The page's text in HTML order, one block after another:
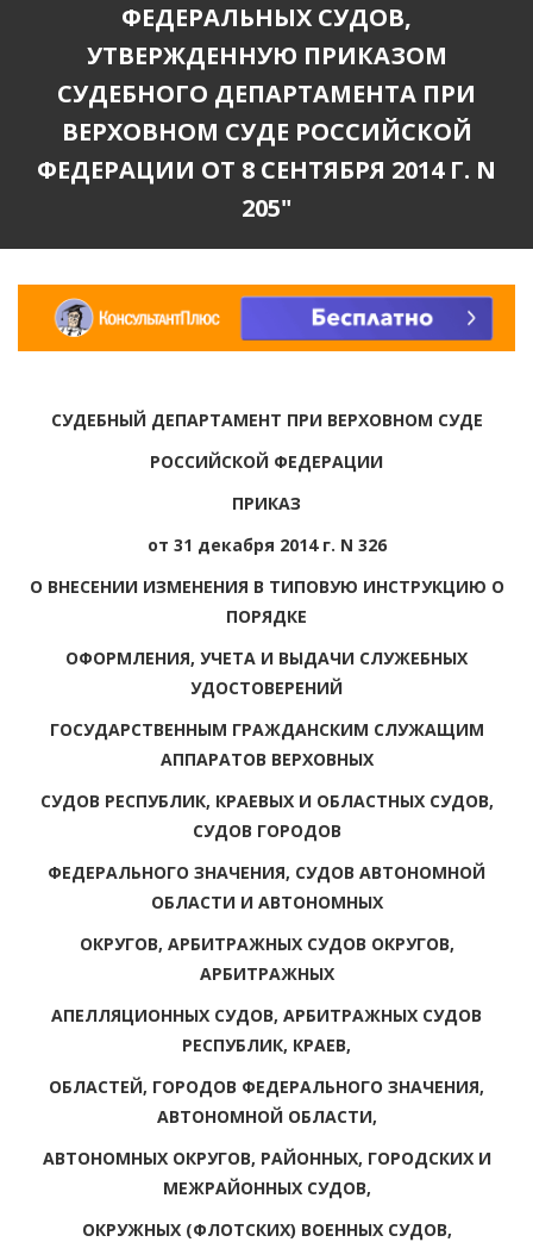
ФЕДЕРАЛЬНЫХ СУДОВ,
УТВЕРЖДЕННУЮ ПРИКАЗОМ
СУДЕБНОГО ДЕПАРТАМЕНТА ПРИ
ВЕРХОВНОМ СУДЕ РОССИЙСКОЙ
ФЕДЕРАЦИИ ОТ 8 СЕНТЯБРЯ 2014 Г. N
205"
СУДЕБНЫЙ ДЕПАРТАМЕНТ ПРИ ВЕРХОВНОМ СУДЕ
РОССИЙСКОЙ ФЕДЕРАЦИИ
ПРИКАЗ
от 31 декабря 2014 г. N 326
О ВНЕСЕНИИ ИЗМЕНЕНИЯ В ТИПОВУЮ ИНСТРУКЦИЮ О
ПОРЯДКЕ
ОФОРМЛЕНИЯ, УЧЕТА И ВЫДАЧИ СЛУЖЕБНЫХ
УДОСТОВЕРЕНИЙ
ГОСУДАРСТВЕННЫМ ГРАЖДАНСКИМ СЛУЖАЩИМ
АППАРАТОВ ВЕРХОВНЫХ
СУДОВ РЕСПУБЛИК, КРАЕВЫХ И ОБЛАСТНЫХ СУДОВ,
СУДОВ ГОРОДОВ
ФЕДЕРАЛЬНОГО ЗНАЧЕНИЯ, СУДОВ АВТОНОМНОЙ
ОБЛАСТИ И АВТОНОМНЫХ
ОКРУГОВ, АРБИТРАЖНЫХ СУДОВ ОКРУГОВ,
АРБИТРАЖНЫХ
АПЕЛЛЯЦИОННЫХ СУДОВ, АРБИТРАЖНЫХ СУДОВ
РЕСПУБЛИК, КРАЕВ,
ОБЛАСТЕЙ, ГОРОДОВ ФЕДЕРАЛЬНОГО ЗНАЧЕНИЯ,
АВТОНОМНОЙ ОБЛАСТИ,
АВТОНОМНЫХ ОКРУГОВ, РАЙОННЫХ, ГОРОДСКИХ И
МЕЖРАЙОННЫХ СУДОВ,
ОКРУЖНЫХ (ФЛОТСКИХ) ВОЕННЫХ СУДОВ,